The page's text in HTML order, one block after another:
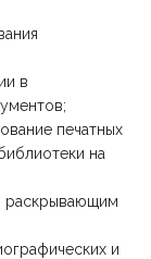
в
печатных
на
раскрывающим
и